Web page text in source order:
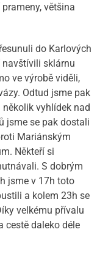
většina
do Karlových
navštívili sklárnu
ve výrobě viděli,
Odtud jsme pak
vyhlídek nad
jsme se pak dostali
Mariánským
Někteří si
S dobrým
jsme v 17h toto
a kolem 23h se
velkému přívalu
cestě daleko déle